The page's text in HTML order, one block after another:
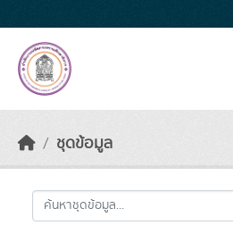
ชุดข้อมูล